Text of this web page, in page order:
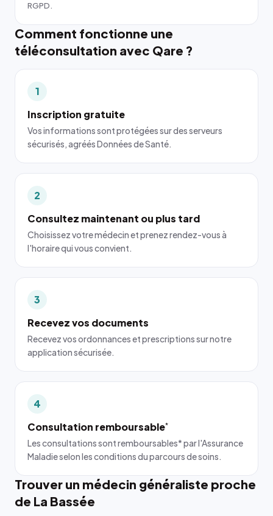
RGPD.
Comment fonctionne une
téléconsultation avec Qare ?
1
Inscription gratuite
Vos informations sont protégées sur des serveurs
sécurisés, agréés Données de Santé.
2
Consultez maintenant ou plus tard
Choisissez votre médecin et prenez rendez-vous à
l'horaire qui vous convient.
3
Recevez vos documents
Recevez vos ordonnances et prescriptions sur notre
application sécurisée.
4
Consultation remboursable*
Les consultations sont remboursables* par l'Assurance
Maladie selon les conditions du parcours de soins.
Trouver un médecin généraliste proche
de La Bassée